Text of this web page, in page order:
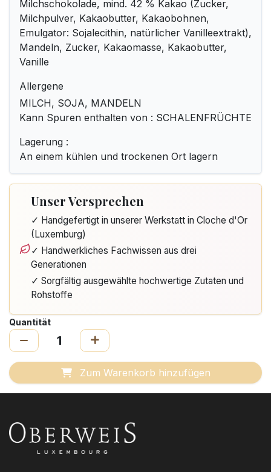
Milchschokolade, mind. 42 % Kakao (Zucker,
Milchpulver, Kakaobutter, Kakaobohnen,
Emulgator: Sojalecithin, natürlicher Vanilleextrakt),
Mandeln, Zucker, Kakaomasse, Kakaobutter,
Vanille
Allergene
MILCH, SOJA, MANDELN
Kann Spuren enthalten von : SCHALENFRÜCHTE
Lagerung :
An einem kühlen und trockenen Ort lagern
Unser Versprechen
✓ Handgefertigt in unserer Werkstatt in Cloche d'Or
(Luxemburg)
✓ Handwerkliches Fachwissen aus drei
Generationen
✓ Sorgfältig ausgewählte hochwertige Zutaten und
Rohstoffe
Quantität
Zum Warenkorb hinzufügen